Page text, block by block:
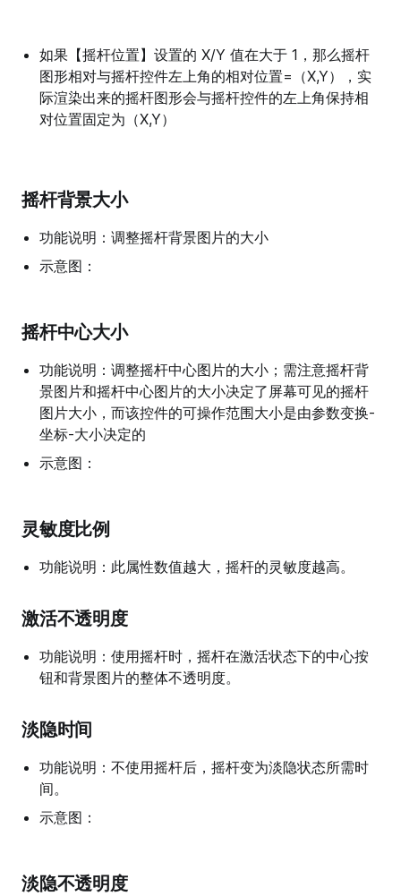
如果【摇杆位置】设置的 X/Y 值在大于 1，那么摇杆
图形相对与摇杆控件左上角的相对位置=（X,Y），实
际渲染出来的摇杆图形会与摇杆控件的左上角保持相
对位置固定为（X,Y）
摇杆背景大小
功能说明：调整摇杆背景图片的大小
示意图：
摇杆中心大小
功能说明：调整摇杆中心图片的大小；需注意摇杆背
景图片和摇杆中心图片的大小决定了屏幕可见的摇杆
图片大小，而该控件的可操作范围大小是由参数变换-
坐标-大小决定的
示意图：
灵敏度比例
功能说明：此属性数值越大，摇杆的灵敏度越高。
激活不透明度
功能说明：使用摇杆时，摇杆在激活状态下的中心按
钮和背景图片的整体不透明度。
淡隐时间
功能说明：不使用摇杆后，摇杆变为淡隐状态所需时
间。
示意图：
淡隐不透明度